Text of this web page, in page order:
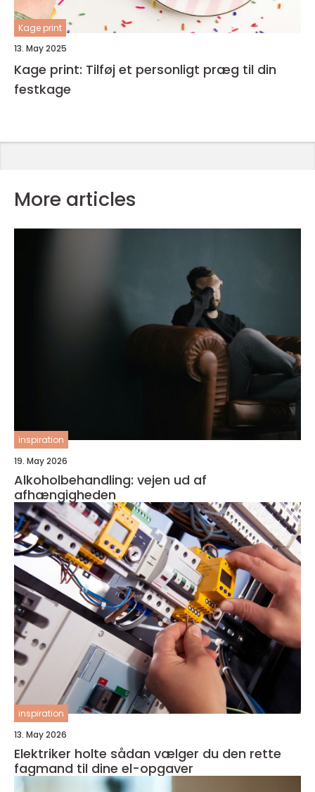
Kage print
13. May 2025
Kage print: Tilføj et personligt præg til din
festkage
More articles
inspiration
19. May 2026
Alkoholbehandling: vejen ud af
afhængigheden
inspiration
13. May 2026
Elektriker holte sådan vælger du den rette
fagmand til dine el-opgaver